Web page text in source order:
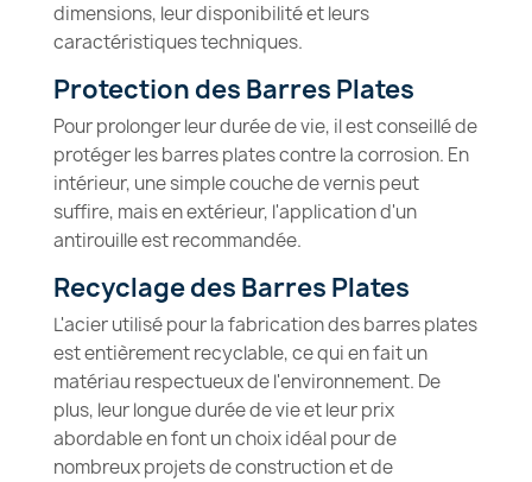
dimensions, leur disponibilité et leurs
caractéristiques techniques.
Protection des Barres Plates
Pour prolonger leur durée de vie, il est conseillé de
protéger les barres plates contre la corrosion. En
intérieur, une simple couche de vernis peut
suffire, mais en extérieur, l'application d'un
antirouille est recommandée.
Recyclage des Barres Plates
L'acier utilisé pour la fabrication des barres plates
est entièrement recyclable, ce qui en fait un
matériau respectueux de l'environnement. De
plus, leur longue durée de vie et leur prix
abordable en font un choix idéal pour de
nombreux projets de construction et de